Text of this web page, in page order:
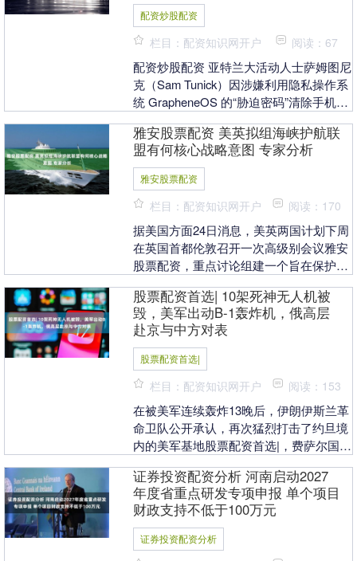
配资炒股配资
栏目：配资知识网开户 阅读：67
配资炒股配资 亚特兰大活动人士萨姆图尼
克（Sam Tunick）因涉嫌利用隐私操作系
统 GrapheneOS 的“胁迫密码”清除手机数
雅安股票配资 美英拟组海峡护航联
盟有何核心战略意图 专家分析
雅安股票配资
栏目：配资知识网开户 阅读：170
据美国方面24日消息，美英两国计划下周
在英国首都伦敦召开一次高级别会议雅安
股票配资，重点讨论组建一个旨在保护霍
这一消息尚未得....
股票配资首选| 10架死神无人机被
毁，美军出动B-1轰炸机，俄高层
赴京与中方对表
股票配资首选|
栏目：配资知识网开户 阅读：153
在被美军连续轰炸13晚后，伊朗伊斯兰革
命卫队公开承认，再次猛烈打击了约旦境
内的美军基地股票配资首选|，费萨尔国王
击。 根据伊....
证券投资配资分析 河南启动2027
年度省重点研发专项申报 单个项目
财政支持不低于100万元
证券投资配资分析